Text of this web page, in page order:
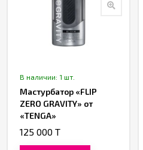
В наличии: 1 шт.
Мастурбатор «FLIP
ZERO GRAVITY» от
«TENGA»
125 000 T